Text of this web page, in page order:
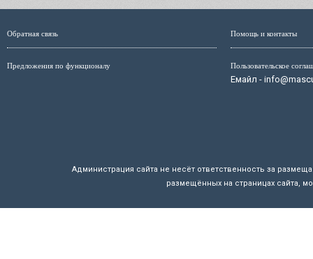
Обратная связь
Предложения по функционалу
Помощь и контакты
Пользовательское
Емайл -
Администрация сайта не несёт ответственность за
размещённых на страницах сайта,